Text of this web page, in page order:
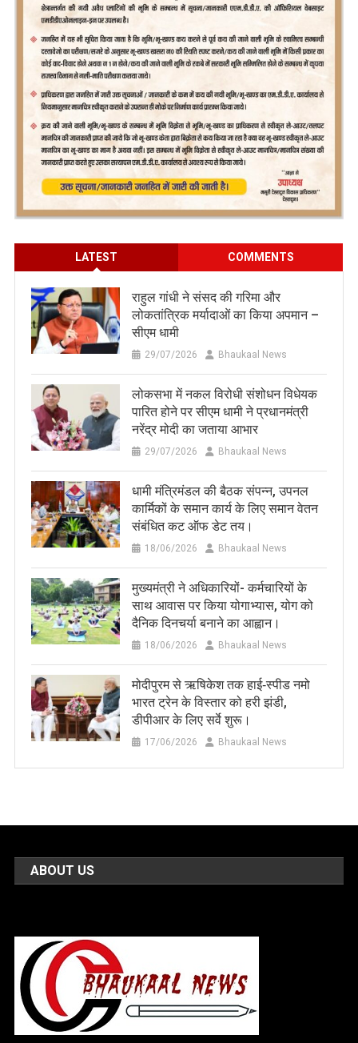
LATEST COMMENTS
राहुल गांधी ने संसद की गरिमा और
लोकतांत्रिक मर्यादाओं का किया अपमान –
सीएम धामी
29/07/2026 Bhaukaal News
लोकसभा में नकल विरोधी संशोधन विधेयक
पारित होने पर सीएम धामी ने प्रधानमंत्री
नरेंद्र मोदी का जताया आभार
29/07/2026 Bhaukaal News
धामी मंत्रिमंडल की बैठक संपन्न, उपनल
कार्मिकों के समान कार्य के लिए समान वेतन
संबंधित कट ऑफ डेट तय।
18/06/2026 Bhaukaal News
मुख्यमंत्री ने अधिकारियों- कर्मचारियों के
साथ आवास पर किया योगाभ्यास, योग को
दैनिक दिनचर्या बनाने का आह्वान।
18/06/2026 Bhaukaal News
मोदीपुरम से ऋषिकेश तक हाई‑स्पीड नमो
भारत ट्रेन के विस्तार को हरी झंडी,
डीपीआर के लिए सर्वे शुरू।
17/06/2026 Bhaukaal News
ABOUT US